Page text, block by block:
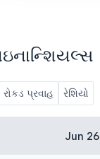
રોકડ પ્રવાહ રેશિયો
Jun 26